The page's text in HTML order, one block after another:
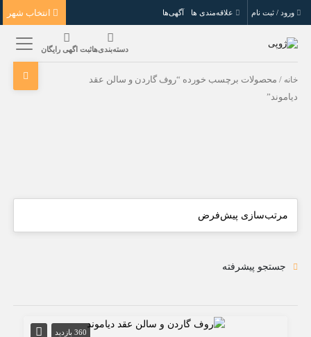
ورود / ثبت نام علاقه‌مندی ها آگهی‌ها
دسته‌بندی‌هاثبت اگهی رایگان
خانه / محصولات برچسب خورده “روف گاردن و سالن عقد
دیاموند”
جستجو پیشرفته
360 بازدید